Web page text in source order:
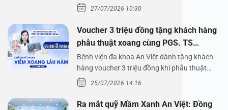
Bệnh viện đa…
27/07/2026 10:30
Voucher 3 triệu đồng tặng khách hàng
phẫu thuật xoang cùng PGS. TS
Nguyễn Thị Hoài An
Bệnh viện đa khoa An Việt dành tặng khách
hàng voucher 3 triệu đồng khi phẫu thuật
xoang cùng PGS.…
25/07/2026 14:16
Ra mắt quỹ Mầm Xanh An Việt: Đồng